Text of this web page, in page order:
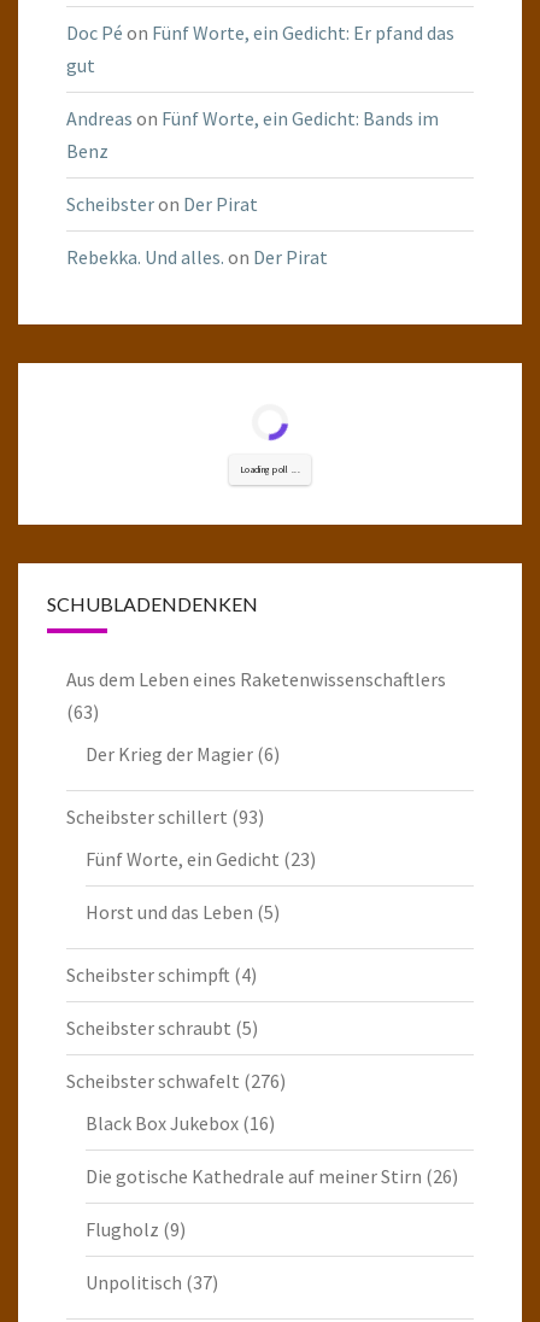
Doc Pé on Fünf Worte, ein Gedicht: Er pfand das
gut
Andreas on Fünf Worte, ein Gedicht: Bands im
Benz
Scheibsteron Der Pirat
Rebekka. Und alles. on Der Pirat
Loading poll ...
SCHUBLADENDENKEN
Aus dem Leben eines Raketenwissenschaftlers
(63)
Der Krieg der Magier (6)
Scheibster schillert (93)
Fünf Worte, ein Gedicht (23)
Horst und das Leben (5)
Scheibster schimpft (4)
Scheibster schraubt (5)
Scheibster schwafelt (276)
Black Box Jukebox (16)
Die gotische Kathedrale auf meiner Stirn (26)
Flugholz (9)
Unpolitisch (37)